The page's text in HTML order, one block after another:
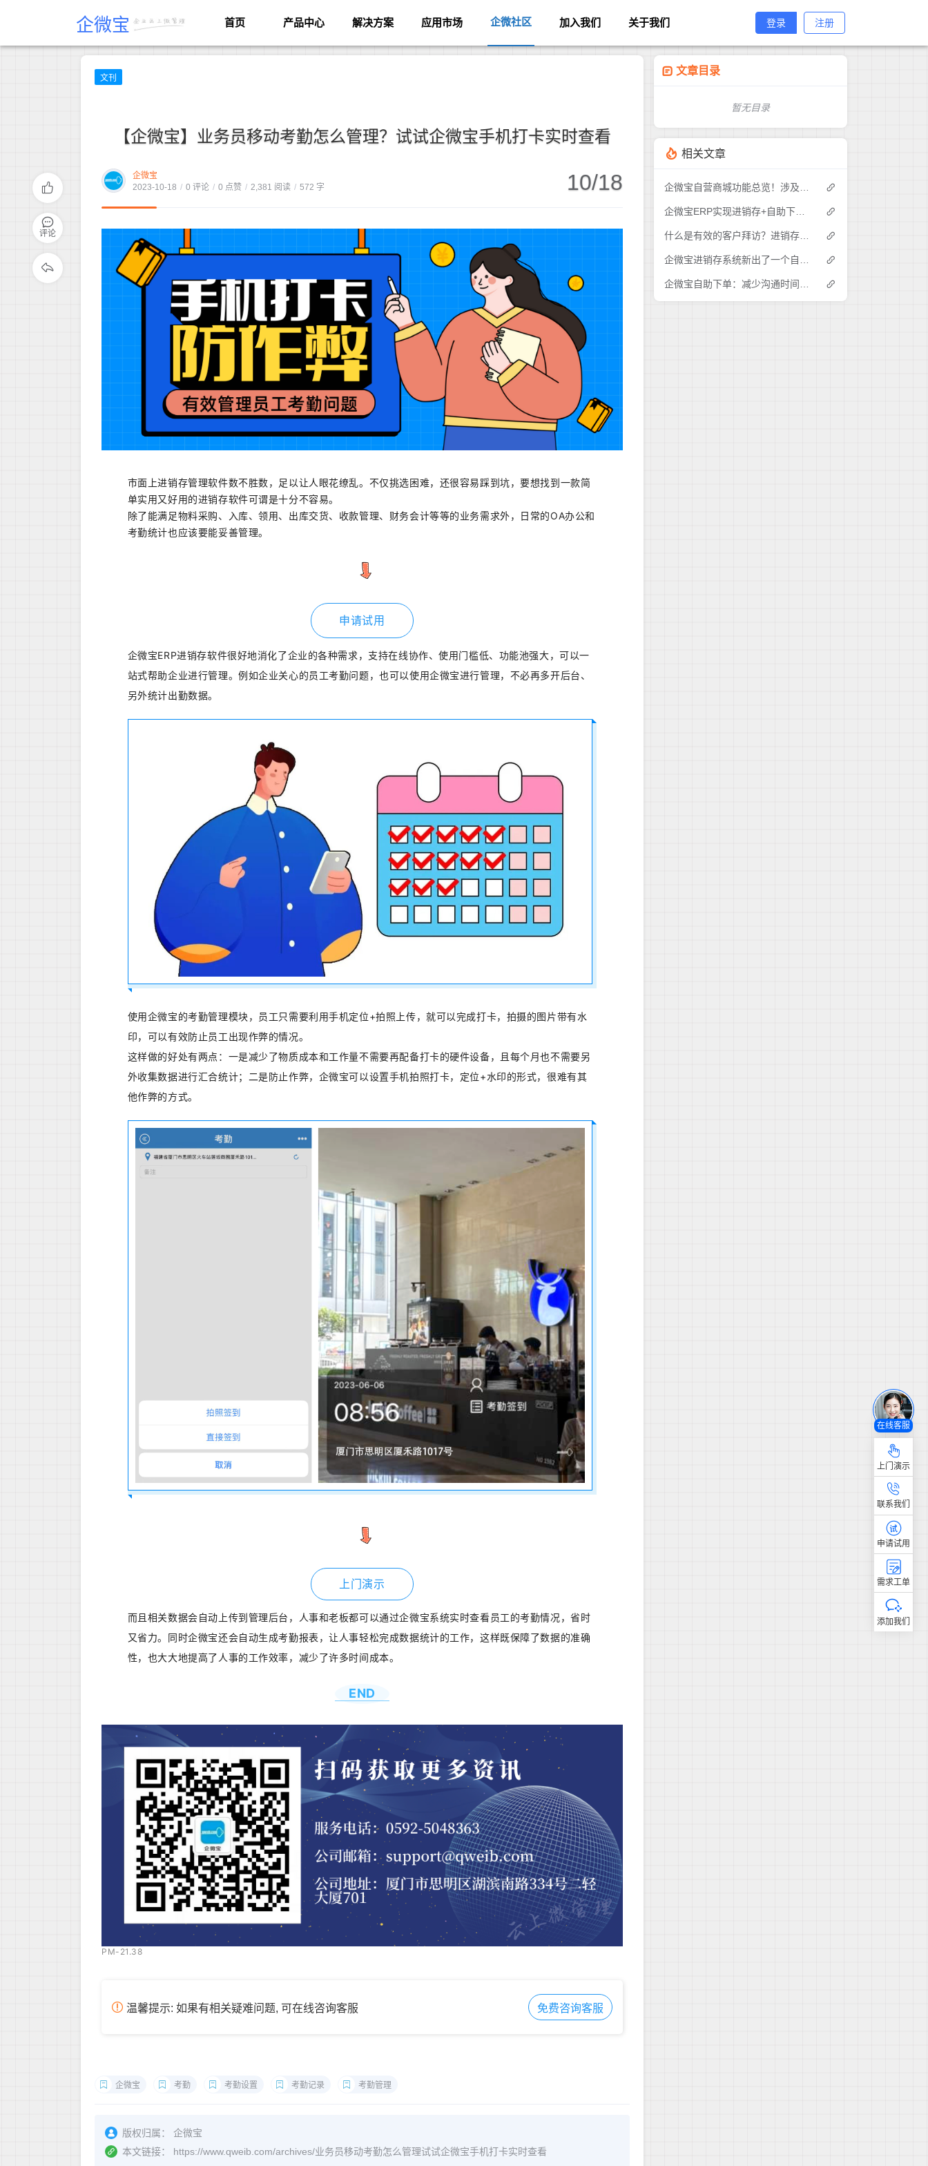
企微宝 首页 产品中心 解决方案 应用市场 企微社区 加入我们 关于我们 登录 注册
文刊
【企微宝】业务员移动考勤怎么管理？试试企微宝手机打卡实时查看
企微宝
2023-10-18 / 0 评论 / 0 点赞 / 2,381 阅读 / 572 字 10/18
市面上进销存管理软件数不胜数，足以让人眼花缭乱。不仅挑选困难，还很容易踩到坑，要想找到一款简
单实用又好用的进销存软件可谓是十分不容易。
除了能满足物料采购、入库、领用、出库交货、收款管理、财务会计等等的业务需求外，日常的OA办公和
考勤统计也应该要能妥善管理。
申请试用
企微宝ERP进销存软件很好地消化了企业的各种需求，支持在线协作、使用门槛低、功能池强大，可以一
站式帮助企业进行管理。例如企业关心的员工考勤问题，也可以使用企微宝进行管理，不必再多开后台、
另外统计出勤数据。
使用企微宝的考勤管理模块，员工只需要利用手机定位+拍照上传，就可以完成打卡，拍摄的图片带有水
印，可以有效防止员工出现作弊的情况。
这样做的好处有两点：一是减少了物质成本和工作量不需要再配备打卡的硬件设备，且每个月也不需要另
外收集数据进行汇合统计；二是防止作弊，企微宝可以设置手机拍照打卡，定位+水印的形式，很难有其
他作弊的方式。
上门演示
而且相关数据会自动上传到管理后台，人事和老板都可以通过企微宝系统实时查看员工的考勤情况，省时
又省力。同时企微宝还会自动生成考勤报表，让人事轻松完成数据统计的工作，这样既保障了数据的准确
性，也大大地提高了人事的工作效率，减少了许多时间成本。
END
PM-21.38
温馨提示: 如果有相关疑难问题, 可在线咨询客服 免费咨询客服
企微宝 考勤 考勤设置 考勤记录 考勤管理
版权归属：
企微宝
本文链接：
https://www.qweib.com/archives/业务员移动考勤怎么管理试试企微宝手机打卡实时查看
评论
文章目录
暂无目录
相关文章
在线客服
上门演示
联系我们
申请试用
需求工单
添加我们